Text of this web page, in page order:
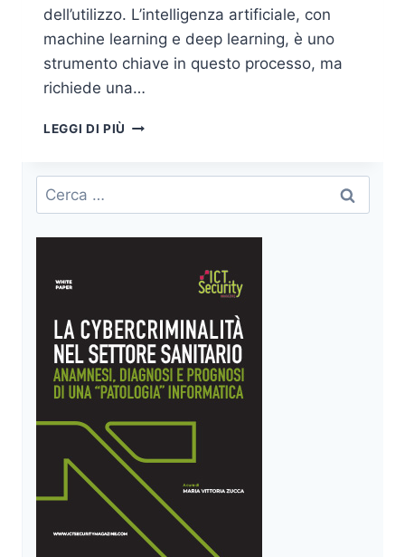
dell’utilizzo. L’intelligenza artificiale, con
machine learning e deep learning, è uno
strumento chiave in questo processo, ma
richiede una…
LEGGI DI PIÙ ETICA
DELL’INTELLIGENZA
Ricerca
per: